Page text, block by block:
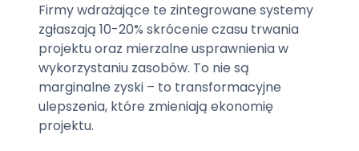
Firmy wdrażające te zintegrowane systemy
zgłaszają 10-20% skrócenie czasu trwania
projektu oraz mierzalne usprawnienia w
wykorzystaniu zasobów. To nie są
marginalne zyski – to transformacyjne
ulepszenia, które zmieniają ekonomię
projektu.